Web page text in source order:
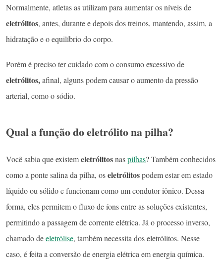
Normalmente, atletas as utilizam para aumentar os níveis de
eletrólitos, antes, durante e depois dos treinos, mantendo, assim, a
hidratação e o equilíbrio do corpo.
Porém é preciso ter cuidado com o consumo excessivo de
eletrólitos,afinal, alguns podem causar o aumento da pressão
arterial, como o sódio.
Qual a função do eletrólito na pilha?
Você sabia que existemeletrólitosnaspilhas? Também conhecidos
como a ponte salina da pilha, oseletrólitospodem estar em estado
líquido ou sólido e funcionam como um condutor iônico. Dessa
forma, eles permitem o fluxo de íons entre as soluções existentes,
permitindo a passagem de corrente elétrica. Já o processo inverso,
chamado deeletrólise, também necessita dos eletrólitos. Nesse
caso, é feita a conversão de energia elétrica em energia química.